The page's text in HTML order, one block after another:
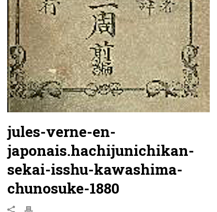
jules-verne-en-
japonais.hachijunichikan-
sekai-isshu-kawashima-
chunosuke-1880